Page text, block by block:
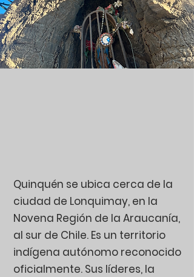
Quinquén se ubica cerca de la
ciudad de Lonquimay, en la
Novena Región de la Araucanía,
al sur de Chile. Es un territorio
indígena autónomo reconocido
oficialmente. Sus líderes, la